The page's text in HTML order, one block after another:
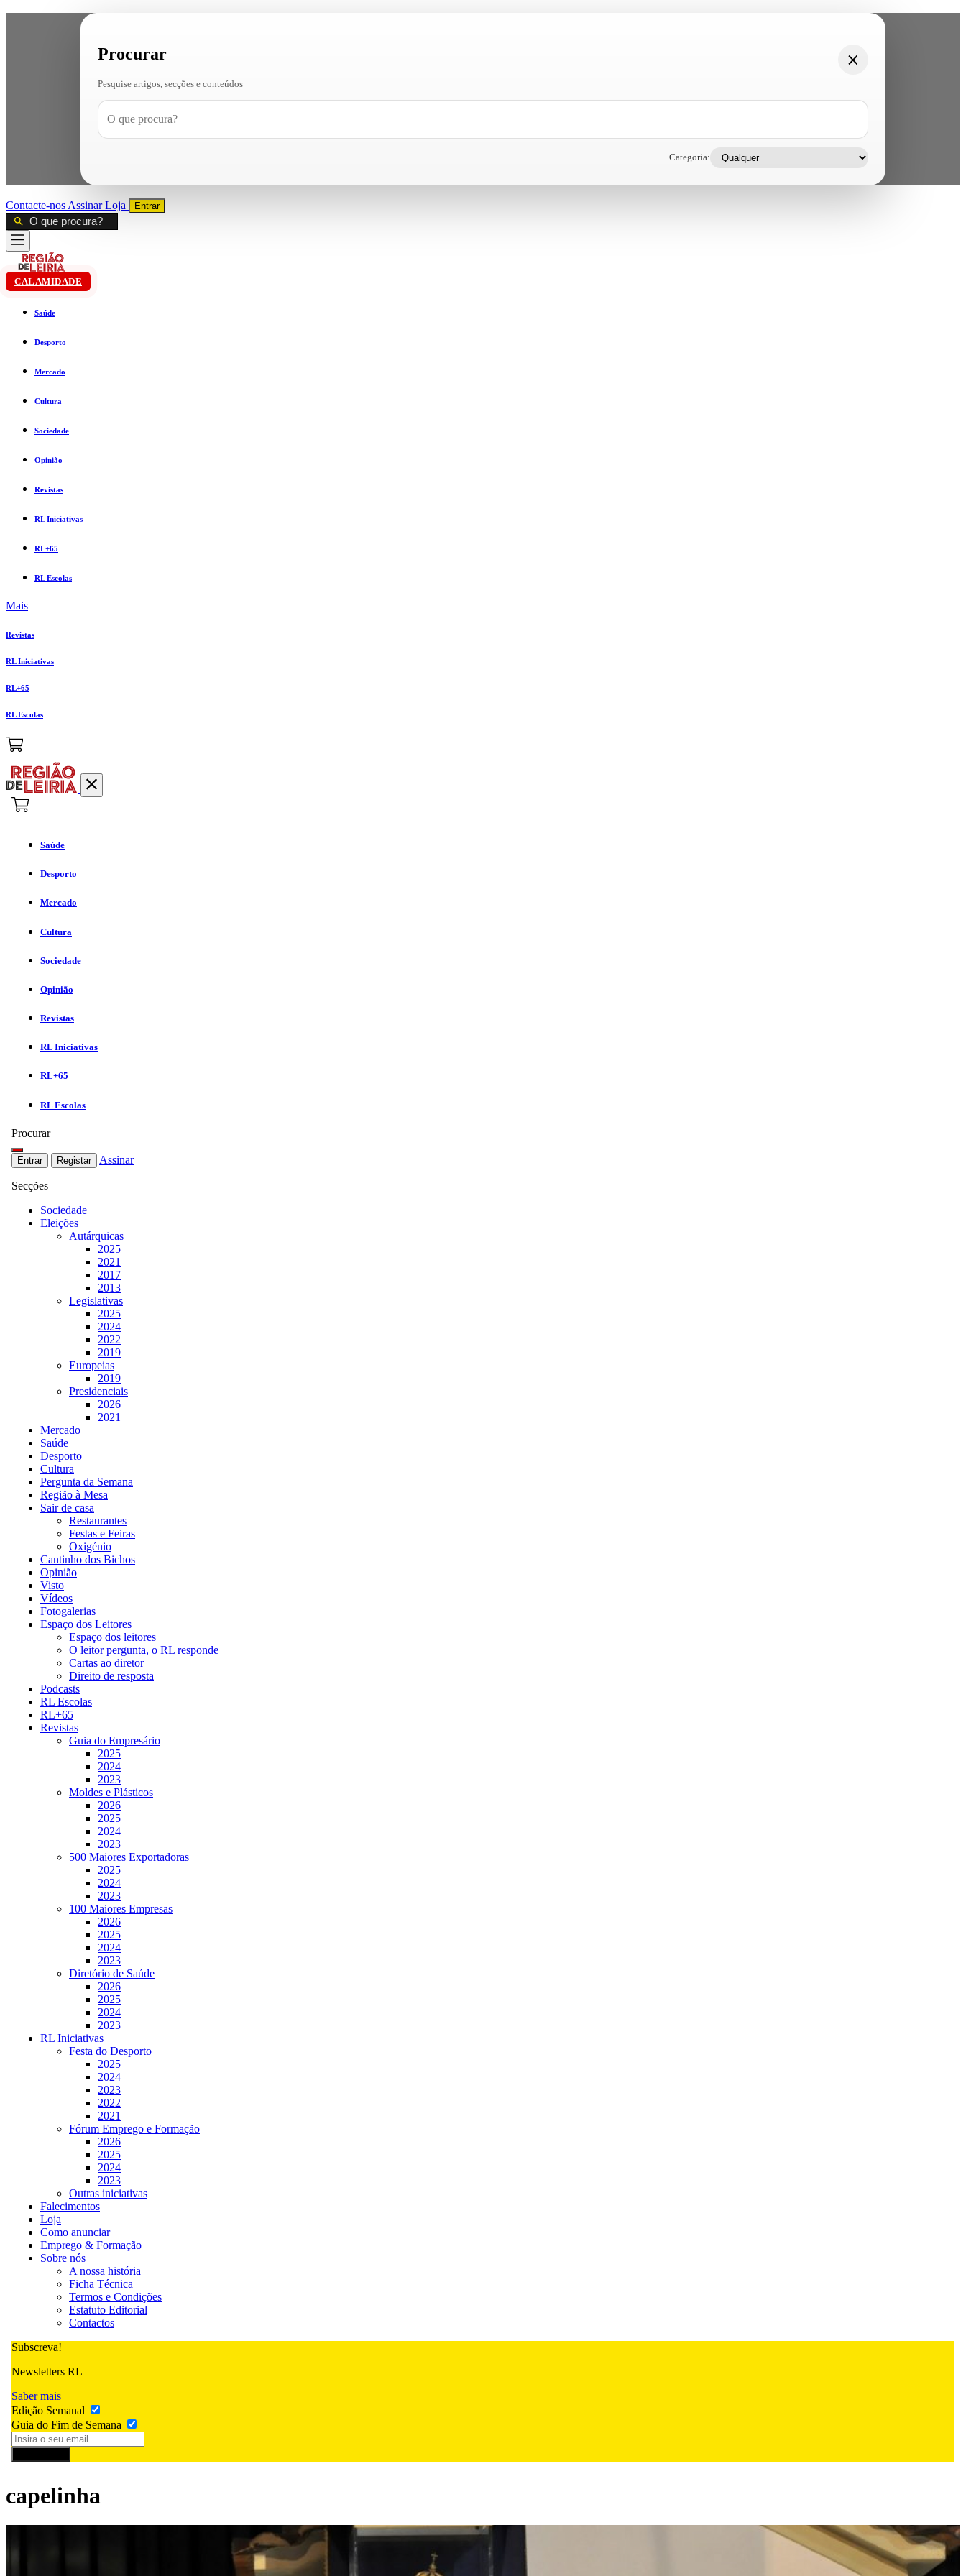
Procurar
Pesquise artigos, secções e conteúdos
Categoria:
Contacte-nos AssinarLoja Entrar
CALAMIDADE
Saúde
Desporto
Mercado
Cultura
Sociedade
Opinião
Revistas
RL Iniciativas
RL+65
RL Escolas
Mais
Revistas
RL Iniciativas
RL+65
RL Escolas
Saúde
Desporto
Mercado
Cultura
Sociedade
Opinião
Revistas
RL Iniciativas
RL+65
RL Escolas
Procurar
Entrar Registar Assinar
Secções
Sociedade
Eleições
Autárquicas
2025
2021
2017
2013
Legislativas
2025
2024
2022
2019
Europeias
2019
Presidenciais
2026
2021
Mercado
Saúde
Desporto
Cultura
Pergunta da Semana
Região à Mesa
Sair de casa
Restaurantes
Festas e Feiras
Oxigénio
Cantinho dos Bichos
Opinião
Visto
Vídeos
Fotogalerias
Espaço dos Leitores
Espaço dos leitores
O leitor pergunta, o RL responde
Cartas ao diretor
Direito de resposta
Podcasts
RL Escolas
RL+65
Revistas
Guia do Empresário
2025
2024
2023
Moldes e Plásticos
2026
2025
2024
2023
500 Maiores Exportadoras
2025
2024
2023
100 Maiores Empresas
2026
2025
2024
2023
Diretório de Saúde
2026
2025
2024
2023
RL Iniciativas
Festa do Desporto
2025
2024
2023
2022
2021
Fórum Emprego e Formação
2026
2025
2024
2023
Outras iniciativas
Falecimentos
Loja
Como anunciar
Emprego & Formação
Sobre nós
A nossa história
Ficha Técnica
Termos e Condições
Estatuto Editorial
Contactos
Subscreva!
Newsletters RL
Saber mais
Edição Semanal
Guia do Fim de Semana
capelinha